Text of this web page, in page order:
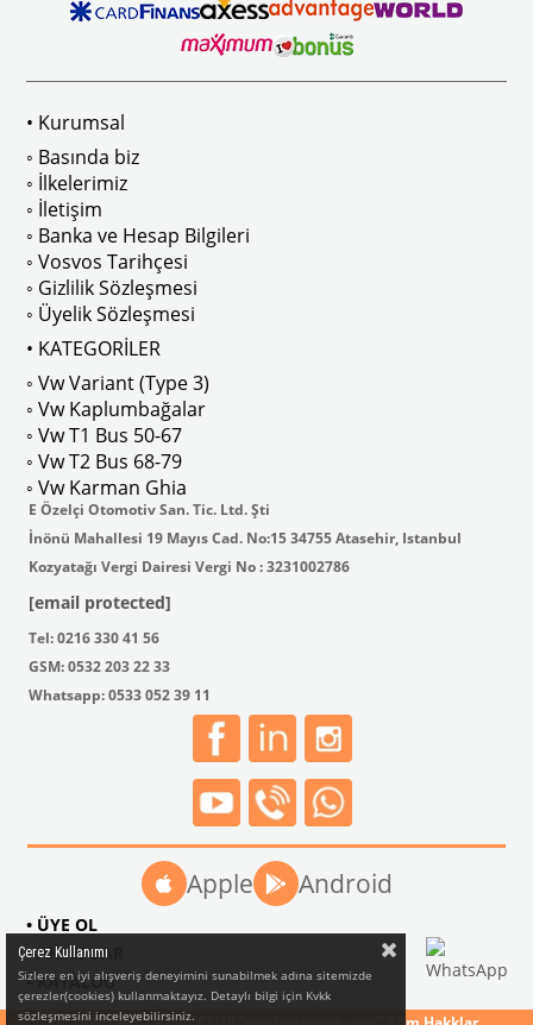
1983  - 1992 Yılları Arasındaki
• Kurumsal
◦ Basında biz
◦ İlkelerimiz
◦ İletişim
◦ Banka ve Hesap Bilgileri
◦ Vosvos Tarihçesi
◦ Gizlilik Sözleşmesi
◦ Üyelik Sözleşmesi
• KATEGORİLER
◦ Vw Variant (Type 3)
◦ Vw Kaplumbağalar
◦ Vw T1 Bus 50-67
◦ Vw T2 Bus 68-79
◦ Vw Karman Ghia
E Özelçi Otomotiv San. Tic. Ltd. Şti
İnönü Mahallesi 19 Mayıs Cad. No:15 34755 Atasehir, Istanbul
Kozyatağı Vergi Dairesi Vergi No : 3231002786
[email protected]
Tel: 0216 330 41 56
GSM: 0532 203 22 33
Whatsapp: 0533 052 39 11
Apple Android
• ÜYE OL
• AKSESUAR
• KATALOG
Çerez Kullanımı
Sizlere en iyi alışveriş deneyimini sunabilmek adına sitemizde
çerezler(cookies) kullanmaktayız. Detaylı bilgi için Kvkk
sözleşmesini inceleyebilirsiniz.